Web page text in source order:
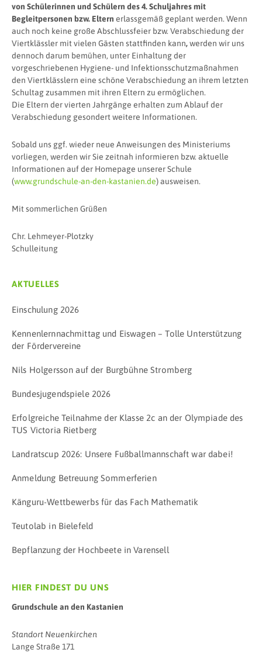
von Schülerinnen und Schülern des 4. Schuljahres mit
Begleitpersonen bzw. Eltern erlassgemäß geplant werden. Wenn
auch noch keine große Abschlussfeier bzw. Verabschiedung der
Viertklässler mit vielen Gästen stattfinden kann,werden wir uns
dennoch darum bemühen, unter Einhaltung der
vorgeschriebenen Hygiene- und Infektionsschutzmaßnahmen
den Viertklässlern eine schöne Verabschiedung an ihrem letzten
Schultag zusammen mit ihren Eltern zu ermöglichen.
Die Eltern der vierten Jahrgänge erhalten zum Ablauf der
Verabschiedung gesondert weitere Informationen.
Sobald uns ggf. wieder neue Anweisungen des Ministeriums
vorliegen, werden wir Sie zeitnah informieren bzw. aktuelle
Informationen auf der Homepage unserer Schule
(www.grundschule-an-den-kastanien.de) ausweisen.
Mit sommerlichen Grüßen
Chr. Lehmeyer-Plotzky
Schulleitung
AKTUELLES
Einschulung 2026
Kennenlernnachmittag und Eiswagen – Tolle Unterstützung
der Fördervereine
Nils Holgersson auf der Burgbühne Stromberg
Bundesjugendspiele 2026
Erfolgreiche Teilnahme der Klasse 2c an der Olympiade des
TUS Victoria Rietberg
Landratscup 2026: Unsere Fußballmannschaft war dabei!
Anmeldung Betreuung Sommerferien
Känguru-Wettbewerbs für das Fach Mathematik
Teutolab in Bielefeld
Bepflanzung der Hochbeete in Varensell
HIER FINDEST DU UNS
Grundschule an den Kastanien
Standort Neuenkirchen
Lange Straße 171